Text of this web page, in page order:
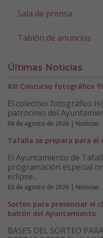
Sala de prensa
Tablón de anuncios
Últimas Noticias
XIII Concurso fotográfico
El colectivo fotográfico
patrocinio del
06 de agosto de 2026 | Noticias
Tafalla se prepara para el
El Ayuntamiento de
programación especial
eclipse...
03 de agosto de 2026 | Noticias
Sorteo para presenciar el
balcón del Ayuntamiento
BASES DEL SORTEO